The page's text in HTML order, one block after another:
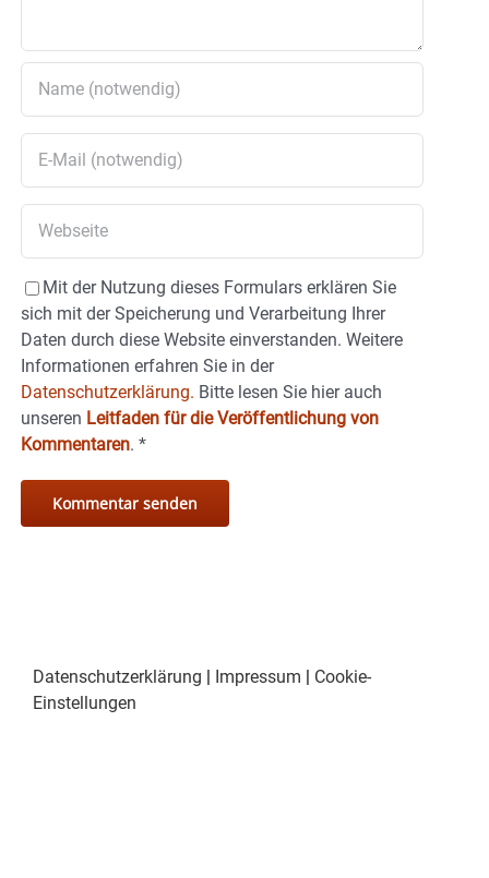
Mit der Nutzung dieses Formulars erklären Sie
sich mit der Speicherung und Verarbeitung Ihrer
Daten durch diese Website einverstanden. Weitere
Informationen erfahren Sie in der
Datenschutzerklärung. Bitte lesen Sie hier auch
unseren Leitfaden für die Veröffentlichung von
Kommentaren. *
Datenschutzerklärung | Impressum | Cookie-
Einstellungen